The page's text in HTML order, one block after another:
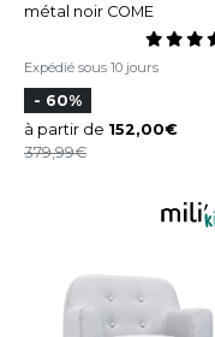
métal noir COME
Expédié sous 10 jours
- 60%
à partir de 152,00
379,99